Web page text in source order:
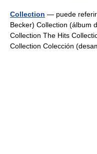
Collection — puede
Becker) Collection (álbum
Collection The Hits
Collection Colección